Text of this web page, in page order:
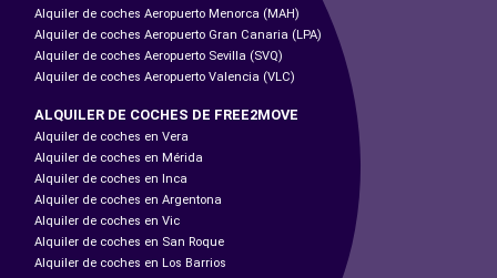
Alquiler de coches Aeropuerto Menorca (MAH)
Alquiler de coches Aeropuerto Gran Canaria (LPA)
Alquiler de coches Aeropuerto Sevilla (SVQ)
Alquiler de coches Aeropuerto Valencia (VLC)
ALQUILER DE COCHES DE FREE2MOVE
Alquiler de coches en Vera
Alquiler de coches en Mérida
Alquiler de coches en Inca
Alquiler de coches en Argentona
Alquiler de coches en Vic
Alquiler de coches en San Roque
Alquiler de coches en Los Barrios